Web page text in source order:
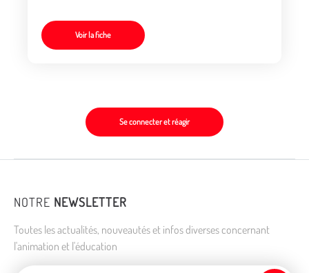
Voir la fiche
Se connecter et réagir
NOTRE NEWSLETTER
Toutes les actualités, nouveautés et infos diverses concernant
l'animation et l'éducation